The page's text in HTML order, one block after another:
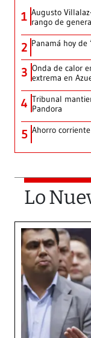
1 Augusto
rango de
2 Panamá hoy de
3 Onda de calor
extrema en
4 Tribunal
Pandora
5 Ahorro
Lo